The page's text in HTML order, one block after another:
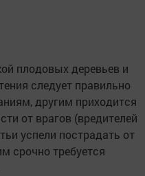
плодовых деревьев и
следует правильно
другим приходится
от врагов (вредителей
успели пострадать от
срочно требуется